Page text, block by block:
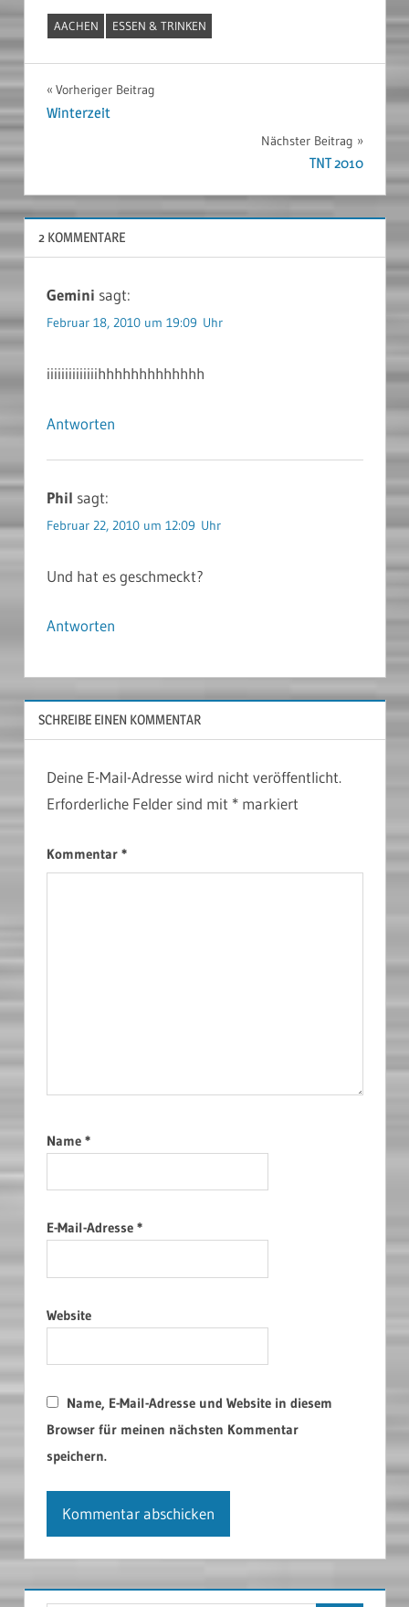
AACHEN ESSEN & TRINKEN
Beitragsnavigation
Vorheriger Beitrag
Winterzeit
Nächster Beitrag
TNT 2010
2 KOMMENTARE
Gemini sagt:
Februar 18, 2010 um 19:09 Uhr
iiiiiiiiiiiiiihhhhhhhhhhhhh
Antworten
Phil sagt:
Februar 22, 2010 um 12:09 Uhr
Und hat es geschmeckt?
Antworten
SCHREIBE EINEN KOMMENTAR
Deine E-Mail-Adresse wird nicht veröffentlicht.
Erforderliche Felder sind mit *markiert
Kommentar *
Name *
E-Mail-Adresse *
Website
Name, E-Mail-Adresse und Website in diesem
Browser für meinen nächsten Kommentar
speichern.